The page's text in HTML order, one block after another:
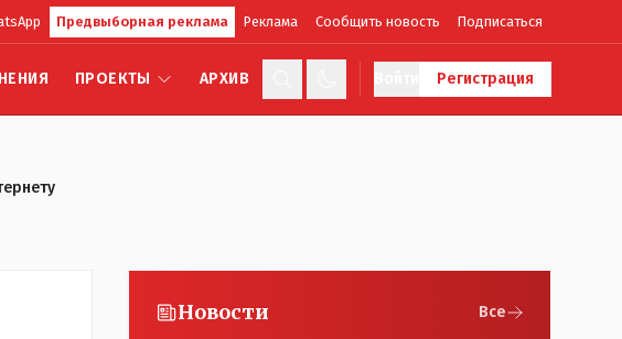
Предвыборная реклама Реклама Сообщить новость Подписаться
ПРОЕКТЫ АРХИВ Регистрация
Новости Все